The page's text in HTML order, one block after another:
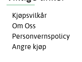
Kjøpsvilkår
Om Oss
Personvernspolicy
Angre kjøp